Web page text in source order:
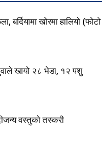
बर्दियामा खोरमा हालियो (फोटो
खायो २८ भेडा, १२ पशु
वस्तुको तस्करी